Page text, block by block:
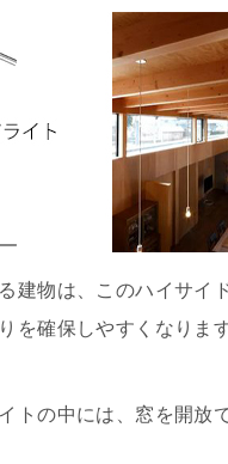
建物は、このハイサイ
を確保しやすくなります
トの中には、窓を開放